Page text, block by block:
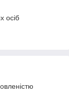
осіб